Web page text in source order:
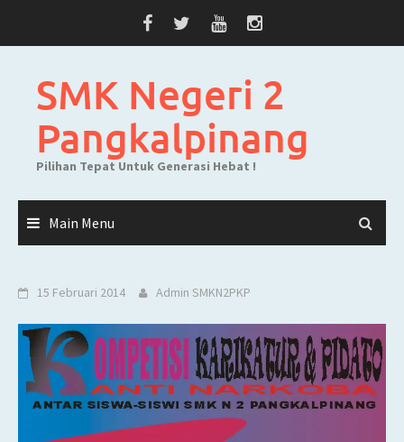
SMK Negeri 2
Pangkalpinang
Pilihan Tepat Untuk Generasi Hebat !
Main Menu
15 Februari 2014 Admin SMKN2PKP